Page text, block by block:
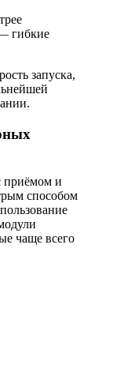
гибкие
запуска,
приёмом и
способом
чаще всего